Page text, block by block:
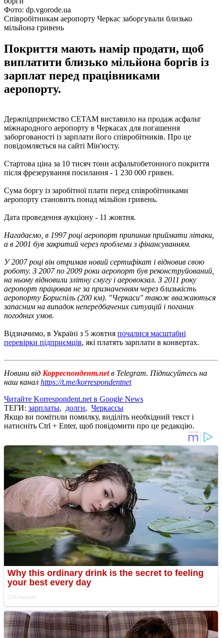
Фото: dp.vgorode.ua
Співробітникам аеропорту Черкас заборгували близько
мільйона гривень
Покриття мають намір продати, щоб
виплатити близько мільйона боргів із
зарплат перед працівниками
аеропорту.
Держпідприємство СЕТАМ виставило на продаж асфальт
міжнародного аеропорту в Черкасах для погашення
заборгованості із зарплати його співробітників. Про це
повідомляється на сайті Мін'юсту.
Стартова ціна за 10 тисяч тонн асфальтобетонного покриття
після фрезерування посилання - 1 230 000 гривен.
Сума боргу із заробітної плати перед співробітниками
аеропорту становить понад мільйон гривень.
Дата проведення аукціону - 11 жовтня.
Нагадаємо, в 1997 році аеропорт припинив приймати літаки,
а в 2001 був закритий через проблеми з фінансуванням.
У 2007 році він отримав новий сертифікат і відновив свою
роботу. З 2007 по 2009 роки аеропорт був реконструйований,
на ньому відновили злітну смугу і аеровокзал. З 2011 року
аеропорт працював не за призначенням через близькість
аеропорту Бориспіль (200 км). "Черкаси" також вважаються
запасним на випадок непередбачених ситуацій і поганих
погодних умов.
Відзначимо, в Україні з 5 жовтня почалися масштабні
перевірки підприємців, які платять зарплати в конвертах.
Новини від Корреспондент.netв Telegram. Підписуйтесь на
наш канал https://t.me/korrespondentnet
Читайте Korrespondent.net в Google News
ТЕГИ: зарплаты, долги, Черкассы
Якщо ви помітили помилку, виділіть необхідний текст і
натисніть Ctrl + Enter, щоб повідомити про це редакцію.